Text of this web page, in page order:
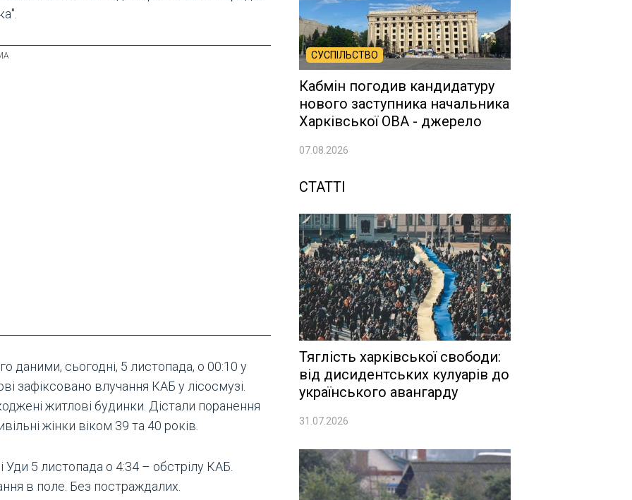
даними, сьогодні, 5 листопада, о 00:10 у
зафіксовано влучання КАБ у лісосмузі.
житлові будинки. Дістали поранення
жінки віком 39 та 40 років.
Уди 5 листопада о 4:34 – обстрілу КАБ.
в поле. Без постраждалих.
СУСПІЛЬСТВО
Кабмін погодив кандидатуру
нового заступника начальника
Харківської ОВА - джерело
07.08.2026
СТАТТІ
Тяглість харківської свободи:
від дисидентських кулуарів до
українського авангарду
31.07.2026